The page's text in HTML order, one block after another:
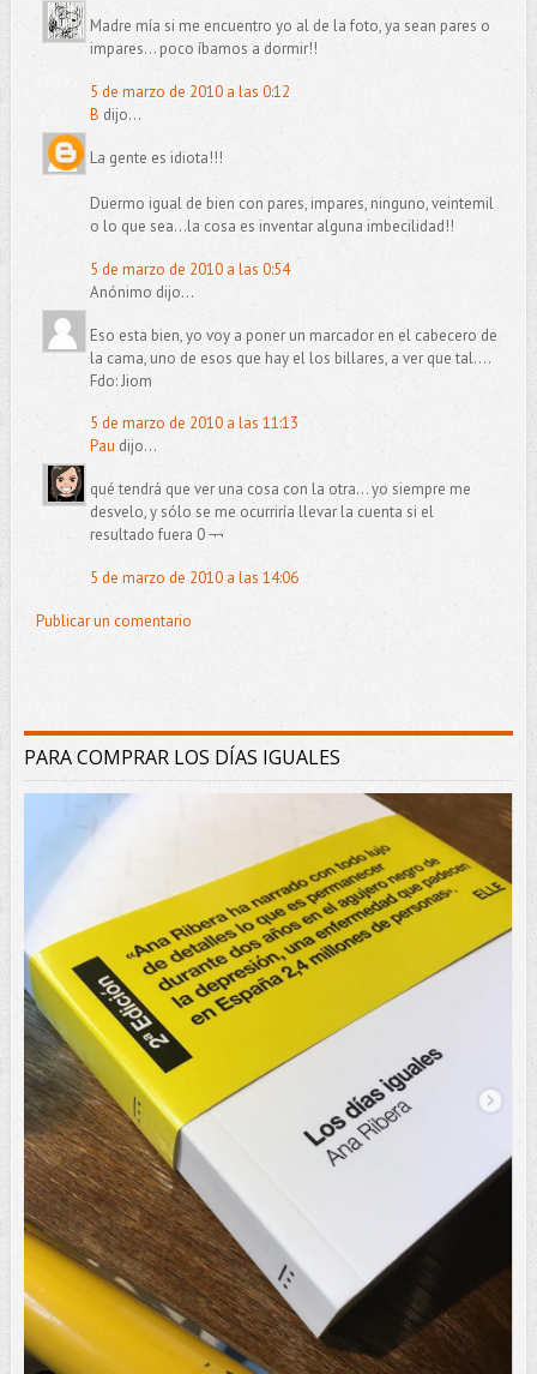
Madre mía si me encuentro yo al de la foto, ya sean pares o
impares... poco íbamos a dormir!!
5 de marzo de 2010 a las 0:12
B dijo...
La gente es idiota!!!
Duermo igual de bien con pares, impares, ninguno, veintemil
o lo que sea...la cosa es inventar alguna imbecilidad!!
5 de marzo de 2010 a las 0:54
Anónimo dijo...
Eso esta bien, yo voy a poner un marcador en el cabecero de
la cama, uno de esos que hay el los billares, a ver que tal....
Fdo: Jiom
5 de marzo de 2010 a las 11:13
Pau dijo...
qué tendrá que ver una cosa con la otra... yo siempre me
desvelo, y sólo se me ocurriría llevar la cuenta si el
resultado fuera 0 ¬¬
5 de marzo de 2010 a las 14:06
Publicar un comentario
PARA COMPRAR LOS DÍAS IGUALES